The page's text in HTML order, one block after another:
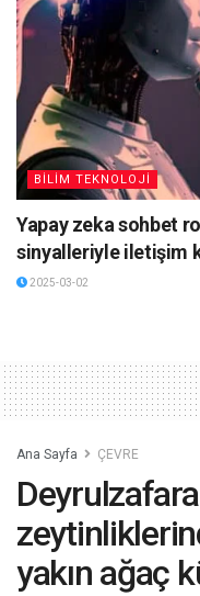
BİLİM TEKNOLOJİ
Yapay zeka sohbet
sinyalleriyle iletişim
2025-03-02
Ana Sayfa ÇEVRE
yakın ağaç